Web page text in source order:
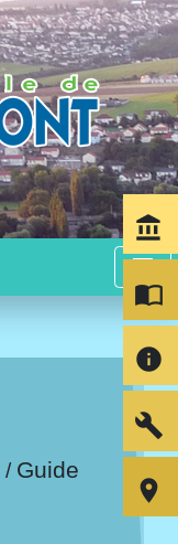
menu
/ Guide
account_balance
import_contacts
info
build
room